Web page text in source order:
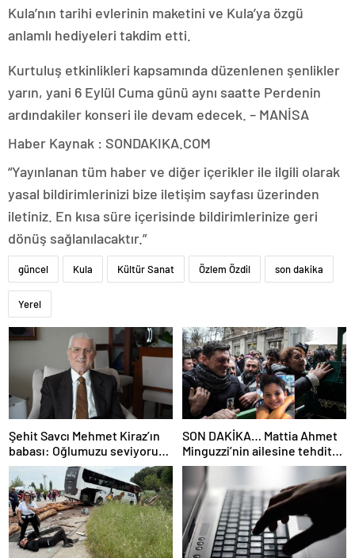
Kula’nın tarihi evlerinin maketini ve Kula’ya özgü
anlamlı hediyeleri takdim etti.
Kurtuluş etkinlikleri kapsamında düzenlenen şenlikler
yarın, yani 6 Eylül Cuma günü aynı saatte Perdenin
ardındakiler konseri ile devam edecek. – MANİSA
Haber Kaynak : SONDAKIKA.COM
“Yayınlanan tüm haber ve diğer içerikler ile ilgili olarak
yasal bildirimlerinizi bize iletişim sayfası üzerinden
iletiniz. En kısa süre içerisinde bildirimlerinize geri
dönüş sağlanılacaktır.”
güncel Kula Kültür Sanat Özlem Özdil son dakika
Yerel
Şehit Savcı Mehmet Kiraz’ın
babası: Oğlumuzu seviyoruz
ama devletimizi oğlumuzdan
da çok seviyoruz
SON DAKİKA… Mattia Ahmet
Minguzzi’nin ailesine tehdit
davasında yeni gelişme: İşte
5 şüpheli hakkında istenen
ceza!